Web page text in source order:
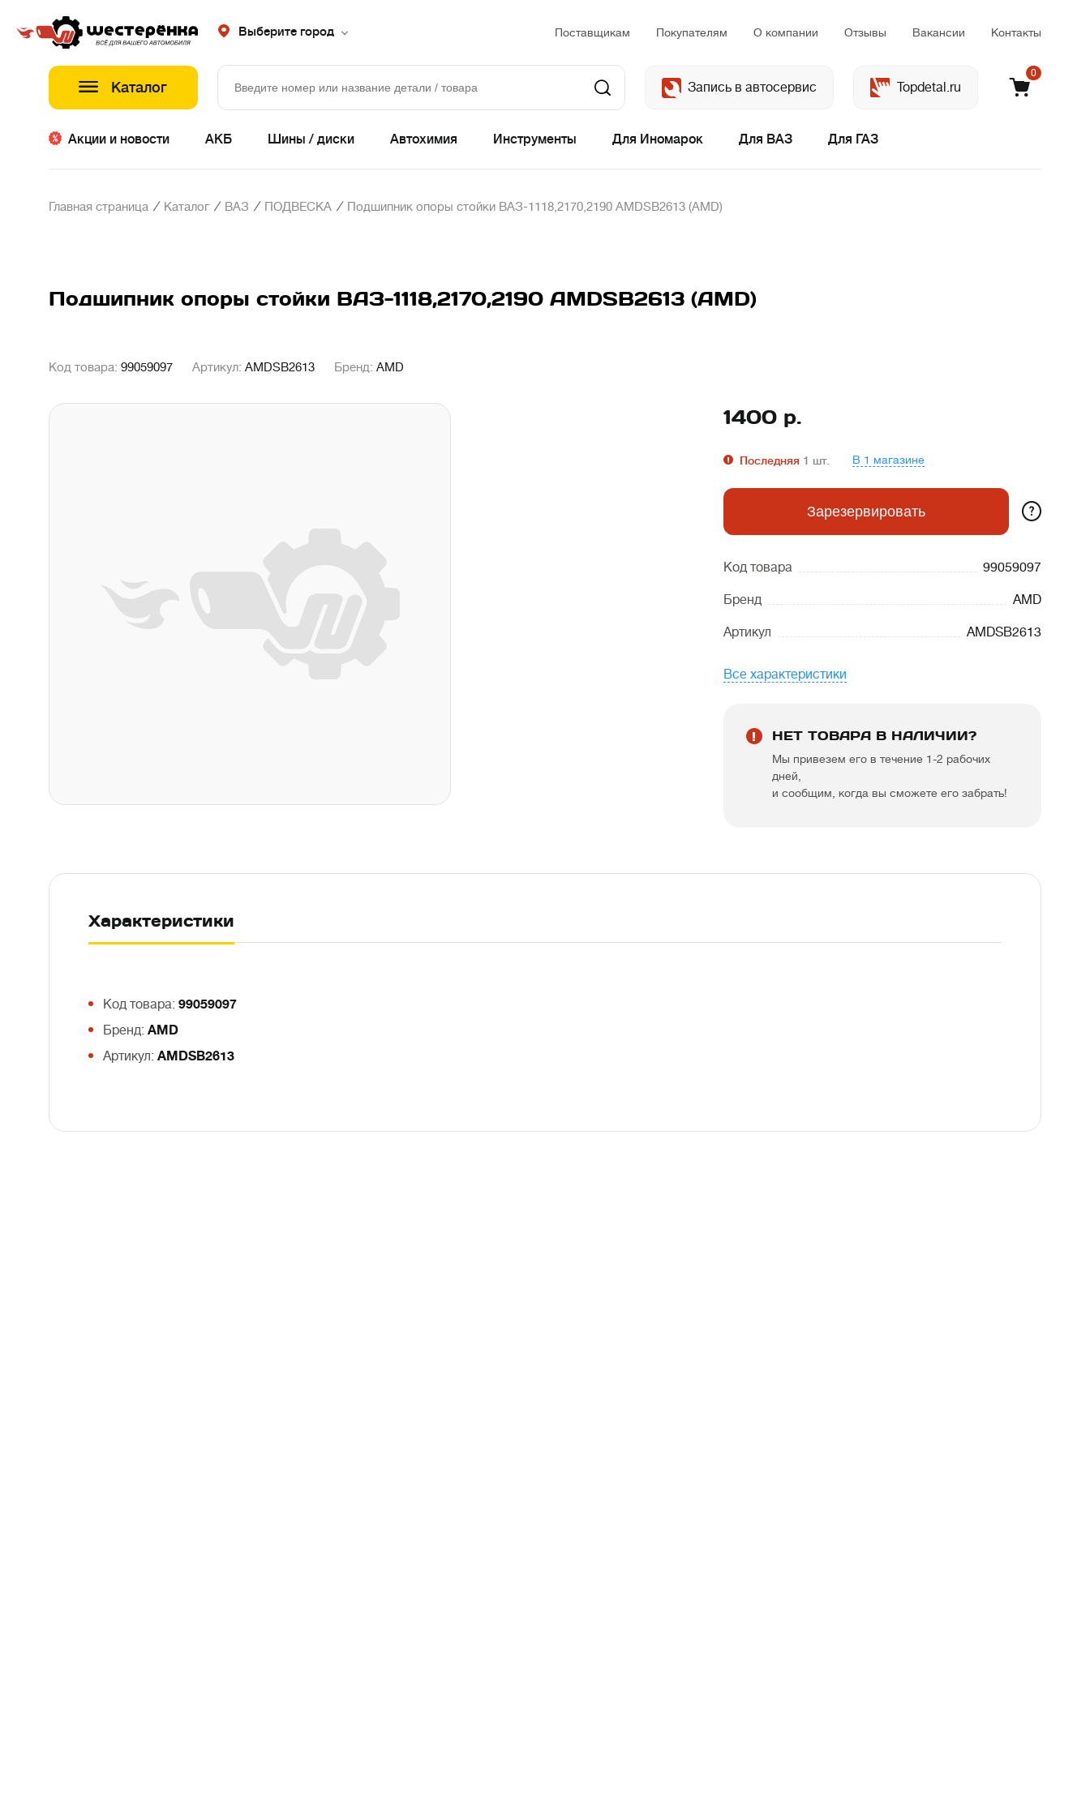
Выберите город Поставщикам Покупателям О компании Отзывы Вакансии Контакты
Каталог Запись в автосервис Topdetal.ru
0
Акции и новости АКБ Шины / диски Автохимия Инструменты Для Иномарок Для ВАЗ Для ГАЗ
Главная страница / Каталог / ВАЗ / ПОДВЕСКА / Подшипник опоры стойки ВАЗ-1118,2170,2190 AMDSB2613 (AMD)
Подшипник опоры стойки ВАЗ-1118,2170,2190 AMDSB2613 (AMD)
Код товара: 99059097 Артикул: AMDSB2613 Бренд: AMD
1400 р.
Последняя 1 шт. В 1 магазине
Зарезервировать ?
Код товара 99059097
Бренд AMD
Артикул AMDSB2613
Все характеристики
НЕТ ТОВАРА В НАЛИЧИИ?
Мы привезем его в течение 1-2 рабочих
дней,
и сообщим, когда вы сможете его забрать!
Характеристики
Код товара: 99059097
Бренд: AMD
Артикул: AMDSB2613